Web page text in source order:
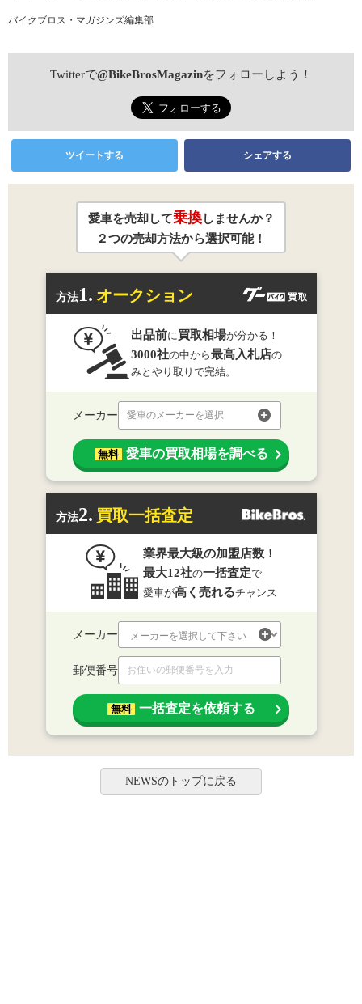
バイクブロス・マガジンズ編集部
Twitterで@BikeBrosMagazinをフォローしよう！
ツイートする シェアする
愛車を売却して乗換しませんか？
２つの売却方法から選択可能！
方法1. オークション
出品前に買取相場が分かる！
3000社の中から最高入札店の
みとやり取りで完結。
メーカー 愛車のメーカーを選択
無料 愛車の買取相場を調べる
方法2. 買取一括査定
業界最大級の加盟店数！
最大12社の一括査定で
愛車が高く売れるチャンス
メーカー
郵便番号
無料 一括査定を依頼する
NEWSのトップに戻る